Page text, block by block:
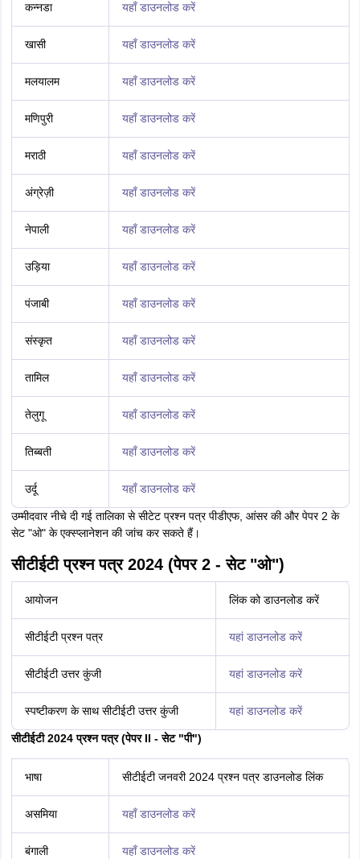
कन्नडा यहाँ डाउनलोड करें
खासी यहाँ डाउनलोड करें
मलयालम यहाँ डाउनलोड करें
मणिपुरी यहाँ डाउनलोड करें
मराठी यहाँ डाउनलोड करें
अंग्रेज़ी यहाँ डाउनलोड करें
नेपाली यहाँ डाउनलोड करें
उड़िया यहाँ डाउनलोड करें
पंजाबी यहाँ डाउनलोड करें
संस्कृत यहाँ डाउनलोड करें
तामिल यहाँ डाउनलोड करें
तेलुगू यहाँ डाउनलोड करें
तिब्बती यहाँ डाउनलोड करें
उर्दू यहाँ डाउनलोड करें
उम्मीदवार नीचे दी गई तालिका से सीटेट प्रश्न पत्र पीडीएफ, आंसर की और पेपर 2 के
सेट "ओ" के एक्स्प्लानेशन की जांच कर सकते हैं।
सीटीईटी प्रश्न पत्र 2024 (पेपर 2 - सेट "ओ")
आयोजन लिंक को डाउनलोड करें
सीटीईटी प्रश्न पत्र यहां डाउनलोड करें
सीटीईटी उत्तर कुंजी यहां डाउनलोड करें
स्पष्टीकरण के साथ सीटीईटी उत्तर कुंजी यहां डाउनलोड करें
सीटीईटी 2024 प्रश्न पत्र (पेपर II - सेट "पी")
भाषा सीटीईटी जनवरी 2024 प्रश्न पत्र डाउनलोड लिंक
असमिया यहाँ डाउनलोड करें
बंगाली यहाँ डाउनलोड करें